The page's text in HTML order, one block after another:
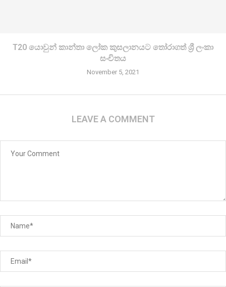
T20 යොවුන් කාන්තා ලෝක කුසලානයට තෝරාගත් ශ්‍රී ලංකා
සංචිතය
November 5, 2021
LEAVE A COMMENT